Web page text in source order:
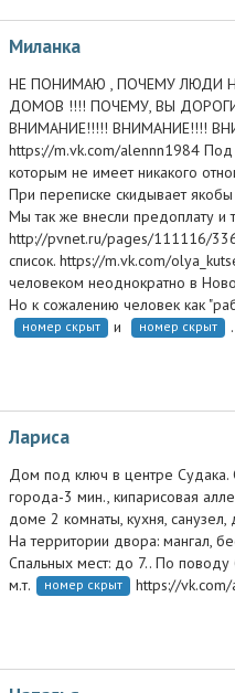
Миланка
НЕ ПОНИМАЮ , ПОЧЕМУ ЛЮДИ
ДОМОВ !!!! ПОЧЕМУ, ВЫ
ВНИМАНИЕ!!!!! ВНИМАНИЕ!!!!
https://m.vk.com/alennn1984
которым не имеет никакого
При переписке скидывает
Мы так же внесли предоплату и
http://pvnet.ru/pages/111116/
список. https://m.vk.com/
человеком неоднократно в
Но к сожалению человек как
номер скрыт и номер скрыт
Лариса
Дом под ключ в центре
города-3 мин., кипарисовая
доме 2 комнаты, кухня,
На территории двора: мангал,
Спальных мест: до 7.. По поводу
м.т.
номер скрыт https://